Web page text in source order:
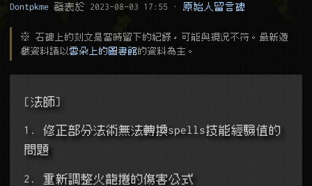
Dontpkme 發表於 2023-08-03 17:55 · 原始人留言碑
※ 石碑上的刻文是當時留下的紀錄，可能與現況不符。最新遊
戲資料請以 雲朵上的圖書館的資料為主。
[法師]
1. 修正部分法術無法轉換spells技能經驗值的
問題
2. 重新調整火龍捲的傷害公式